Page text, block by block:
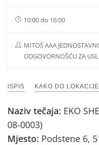
10:00 do 16:00
MITOŠ AAA
ODGOVORNOŠĆU ZA
ISPIS KAKO DO LOKACIJE
Naziv tečaja: EKO
08-0003)
Mjesto: Podstene 6,